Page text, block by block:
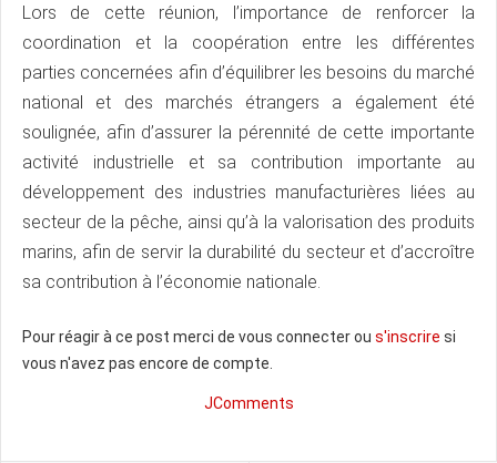
Lors de cette réunion, l’importance de renforcer la
coordination et la coopération entre les différentes
parties concernées afin d’équilibrer les besoins du marché
national et des marchés étrangers a également été
soulignée, afin d’assurer la pérennité de cette importante
activité industrielle et sa contribution importante au
développement des industries manufacturières liées au
secteur de la pêche, ainsi qu’à la valorisation des produits
marins, afin de servir la durabilité du secteur et d’accroître
sa contribution à l’économie nationale.
Pour réagir à ce post merci de vous connecter ou s'inscrire si
vous n'avez pas encore de compte.
JComments